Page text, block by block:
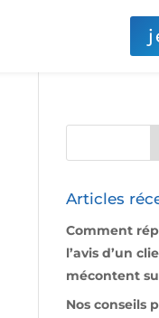
Articles
Comment
l’avis d’un
mécontent
Nos conseils